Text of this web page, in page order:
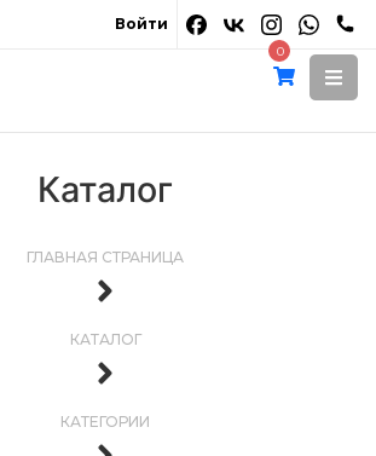
Войти
0
Каталог
ГЛАВНАЯ СТРАНИЦА
КАТАЛОГ
КАТЕГОРИИ